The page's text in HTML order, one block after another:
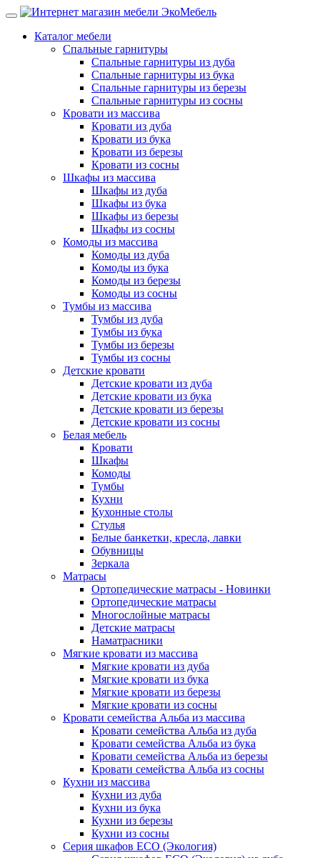
Каталог мебели
Спальные гарнитуры
Спальные гарнитуры из дуба
Спальные гарнитуры из бука
Спальные гарнитуры из березы
Спальные гарнитуры из сосны
Кровати из массива
Кровати из дуба
Кровати из бука
Кровати из березы
Кровати из сосны
Шкафы из массива
Шкафы из дуба
Шкафы из бука
Шкафы из березы
Шкафы из сосны
Комоды из массива
Комоды из дуба
Комоды из бука
Комоды из березы
Комоды из сосны
Тумбы из массива
Тумбы из дуба
Тумбы из бука
Тумбы из березы
Тумбы из сосны
Детские кровати
Детские кровати из дуба
Детские кровати из бука
Детские кровати из березы
Детские кровати из сосны
Белая мебель
Кровати
Шкафы
Комоды
Тумбы
Кухни
Кухонные столы
Стулья
Белые банкетки, кресла, лавки
Обувницы
Зеркала
Матрасы
Ортопедические матрасы - Новинки
Ортопедические матрасы
Многослойные матрасы
Детские матрасы
Наматрасники
Мягкие кровати из массива
Мягкие кровати из дуба
Мягкие кровати из бука
Мягкие кровати из березы
Мягкие кровати из сосны
Кровати семейства Альба из массива
Кровати семейства Альба из дуба
Кровати семейства Альба из бука
Кровати семейства Альба из березы
Кровати семейства Альба из сосны
Кухни из массива
Кухни из дуба
Кухни из бука
Кухни из березы
Кухни из сосны
Серия шкафов ECO (Экология)